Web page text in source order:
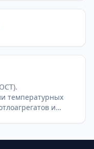
температурных
и